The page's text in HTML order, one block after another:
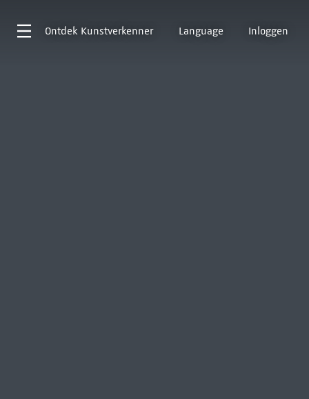
Ontdek Kunstverkenner Language Inloggen